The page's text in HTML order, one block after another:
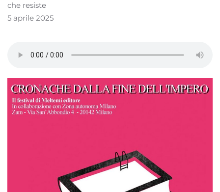
che resiste
5 aprile 2025